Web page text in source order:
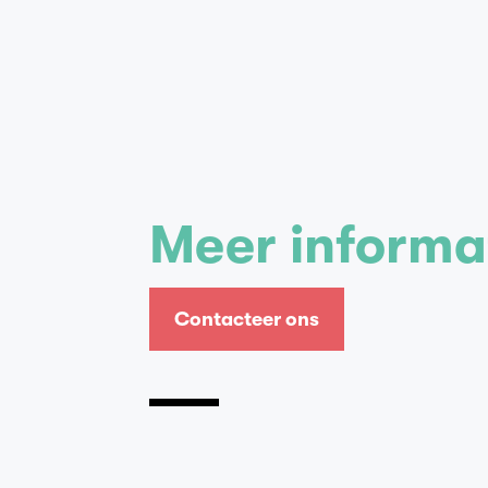
Meer
Contacteer ons
Contacteer ons